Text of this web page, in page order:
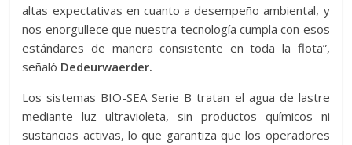
altas expectativas en cuanto a desempeño ambiental, y
nos enorgullece que nuestra tecnología cumpla con esos
estándares de manera consistente en toda la flota”,
señaló Dedeurwaerder.
Los sistemas BIO-SEA Serie B tratan el agua de lastre
mediante luz ultravioleta, sin productos químicos ni
sustancias activas, lo que garantiza que los operadores